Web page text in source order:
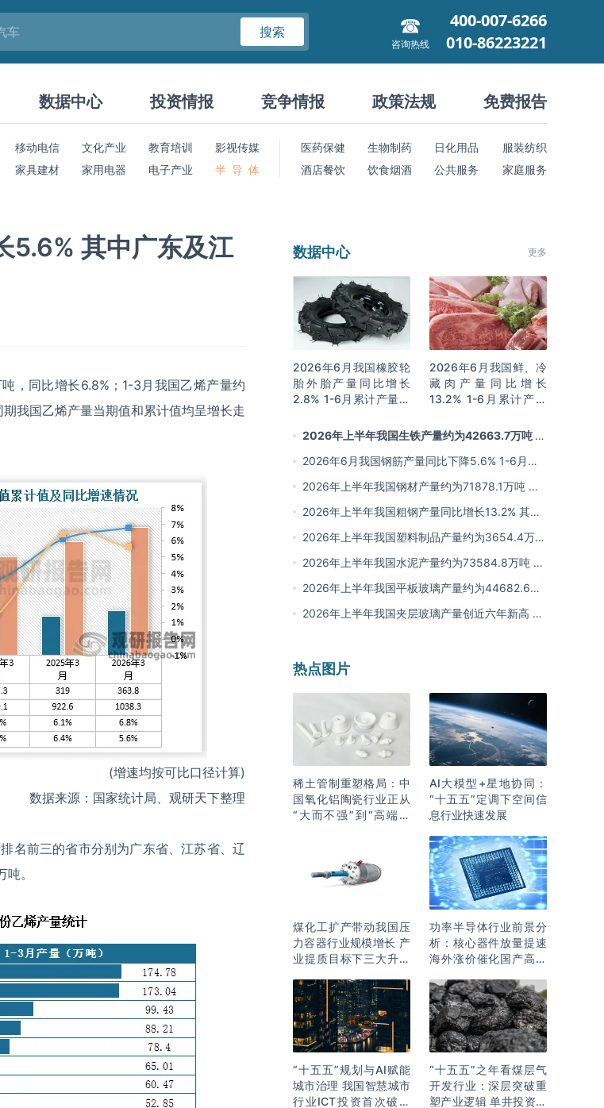
搜索
咨询热线
400-007-6266
010-86223221
数据中心 投资情报 竞争情报 政策法规 免费报告
移动电信 文化产业 教育培训
影视传媒
家具建材 家用电器 电子产业 半 导 体
医药保健 生物制药 日化用品
服装纺织
酒店餐饮
饮食烟酒 公共服务 家庭服务
5.6% 其中广东及江
，同比增长6.8%；1-3月我国乙烯产量约
我国乙烯产量当期值和累计值均呈增长走
(增速均按可比口径计算)
数据来源：国家统计局、观研天下整理
名前三的省市分别为广东省、江苏省、辽
。
数据中心 更多
2026年6月我国橡胶轮
胎外胎产量同比增长
2.8% 1-6月累计产量同
2026年6月我国鲜、冷
藏肉产量同比增长
13.2% 1-6月累计产量
2026年上半年我国生铁产量约为42663.7万吨 同
比下降2.8% 其中河北产量占比22.7%排名第一
2026年6月我国钢筋产量同比下降5.6% 1-6月累
计产量同比下降10.7%
2026年上半年我国钢材产量约为71878.1万吨 同
比下降0.9% 其中河北以超亿吨产量排名第一
2026年上半年我国粗钢产量同比增长13.2% 其中
河北产量占比21.5%位居首位
2026年上半年我国塑料制品产量约为3654.4万吨
其中江苏、浙江产量分别占比18.9%、16.0%
2026年上半年我国水泥产量约为73584.8万吨 同
比下降8% 其中广东、浙江和安徽分别排名前三
2026年上半年我国平板玻璃产量约为44682.6万
重量箱 同比下降5.7% 其中河北产量最多 占比
2026年上半年我国夹层玻璃产量创近六年新高 约
热点图片
稀土管制重塑格局：中
国氧化铝陶瓷行业正从
“大而不强”到“高端突
AI大模型+星地协同：
“十五五”定调下空间信
息行业快速发展
煤化工扩产带动我国压
力容器行业规模增长 产
业提质目标下三大升级
功率半导体行业前景分
析：核心器件放量提速
海外涨价催化国产高端
“十五五”规划与AI赋能
城市治理 我国智慧城市
行业ICT投资首次破万
“十五五”之年看煤层气
开发行业：深层突破重
塑产业逻辑 单井投资成